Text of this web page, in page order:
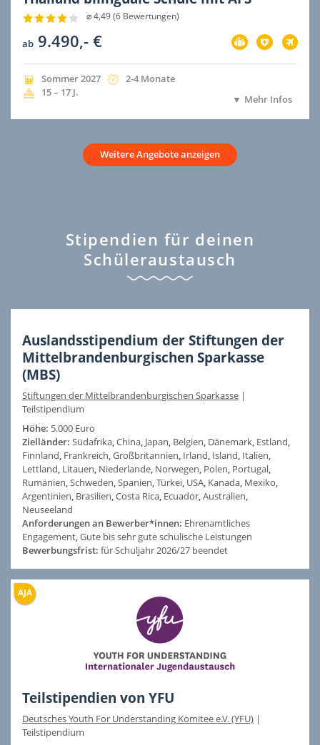
⌀ 4,49 (6 Bewertungen)
ab 9.490,- €
Vorbereitung
im
Preis
Versicherung
im
Preis
Flug
im
Preis
Jahreszeit
der
Ausreise
Sommer Jahr
2027 Dauer
2-4 Monate
Alter
15 – 17 J.
Mehr Infos
Weitere Angebote anzeigen
Stipendien für deinen
Schüleraustausch
Auslandsstipendium der Stiftungen der
Mittelbrandenburgischen Sparkasse
(MBS)
Stiftungen der Mittelbrandenburgischen Sparkasse |
Teilstipendium
Höhe: 5.000 Euro
Zielländer: Südafrika,China, Japan, Belgien, Dänemark, Estland,
Finnland, Frankreich,Großbritannien, Irland, Island, Italien,
Lettland, Litauen, Niederlande, Norwegen, Polen, Portugal,
Rumänien,Schweden,Spanien,Türkei, USA, Kanada, Mexiko,
Argentinien, Brasilien,Costa Rica, Ecuador,Australien,
Neuseeland
Anforderungen an Bewerber*innen: Ehrenamtliches
Engagement,Gute bis sehr gute schulische Leistungen
Bewerbungsfrist: für Schuljahr 2026/27 beendet
Teilstipendien von YFU
Deutsches Youth For Understanding Komitee e.V. (YFU) |
Teilstipendium